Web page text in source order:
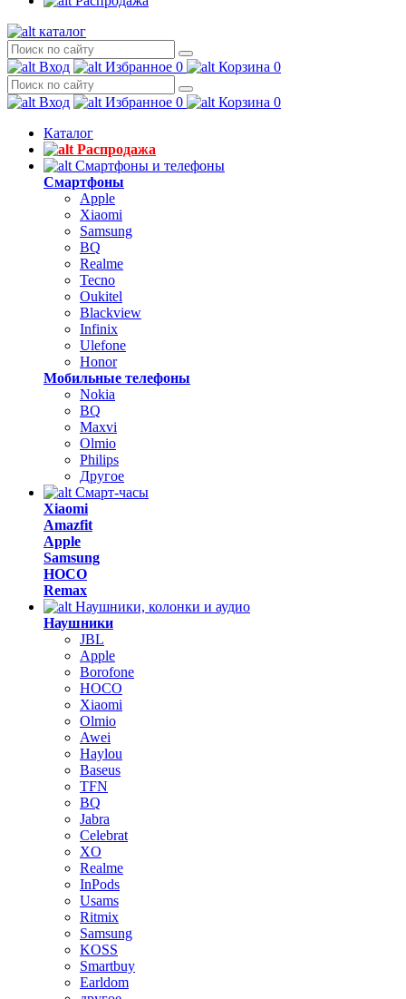
каталог
Вход Избранное 0 Корзина 0
Вход Избранное 0 Корзина 0
Каталог
Распродажа
Смартфоны и телефоны
Смартфоны
Apple
Xiaomi
Samsung
BQ
Realme
Tecno
Oukitel
Blackview
Infinix
Ulefone
Honor
Мобильные телефоны
Nokia
BQ
Maxvi
Olmio
Philips
Другое
Смарт-часы
Xiaomi
Amazfit
Apple
Samsung
HOCO
Remax
Наушники, колонки и аудио
Наушники
JBL
Apple
Borofone
HOCO
Xiaomi
Olmio
Awei
Haylou
Baseus
TFN
BQ
Jabra
Celebrat
XO
Realme
InPods
Usams
Ritmix
Samsung
KOSS
Smartbuy
Earldom